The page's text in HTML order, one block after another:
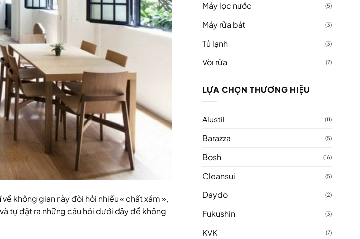
không gian này đòi hỏi nhiều « chất xám »,
tự đặt ra những câu hỏi dưới đây để không
Máy lọc nước (5)
Máy rửa bát (3)
Tủ lạnh (3)
Vòi rửa (7)
LỰA CHỌN THƯƠNG HIỆU
Alustil (11)
Barazza (5)
Bosh (16)
Cleansui (5)
Daydo (2)
Fukushin (3)
KVK (7)